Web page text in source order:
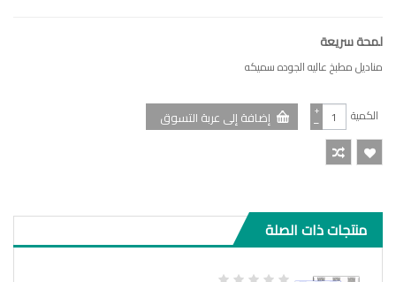
لمحة سريعة
مناديل مطبخ عاليه الجوده سميكه
الكمية −
+
منتجات ذات الصلة